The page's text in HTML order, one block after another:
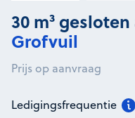
30 m³
Grofvuil
Prijs op aanvraag
Ledigingsfrequentie